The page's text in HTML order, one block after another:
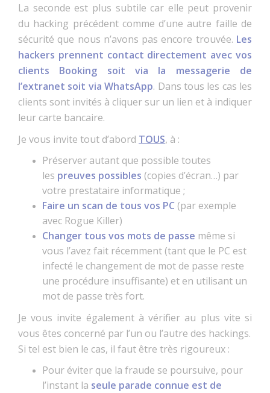
La seconde est plus subtile car elle peut provenir
du hacking précédent comme d’une autre faille de
sécurité que nous n’avons pas encore trouvée. Les
hackers prennent contact directement avec vos
clients Booking soit via la messagerie de
l’extranet soit via WhatsApp. Dans tous les cas les
clients sont invités à cliquer sur un lien et à indiquer
leur carte bancaire.
Je vous invite tout d’abord TOUS, à :
Préserver autant que possible toutes
les preuves possibles (copies d’écran…) par
votre prestataire informatique ;
Faire un scan de tous vos PC (par exemple
avec Rogue Killer)
Changer tous vos mots de passe même si
vous l’avez fait récemment (tant que le PC est
infecté le changement de mot de passe reste
une procédure insuffisante) et en utilisant un
mot de passe très fort.
Je vous invite également à vérifier au plus vite si
vous êtes concerné par l’un ou l’autre des hackings.
Si tel est bien le cas, il faut être très rigoureux :
Pour éviter que la fraude se poursuive, pour
l’instant la seule parade connue est de